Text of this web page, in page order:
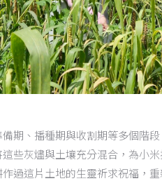
期、播種期與收割期等多個階
些灰燼與土壤充分混合，為小
過這片土地的生靈祈求祝福，重